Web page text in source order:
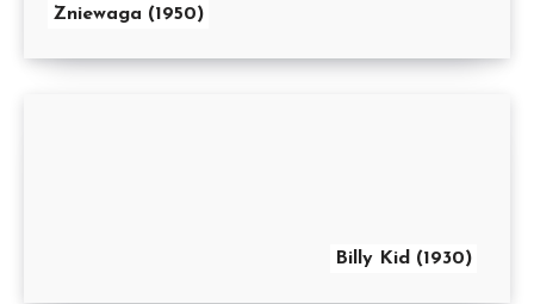
Zniewaga (1950)
Billy Kid (1930)